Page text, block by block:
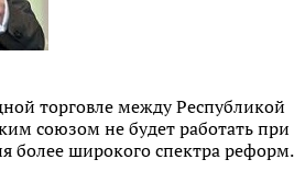
торговле между Республикой
союзом не будет работать при
более широкого спектра реформ.